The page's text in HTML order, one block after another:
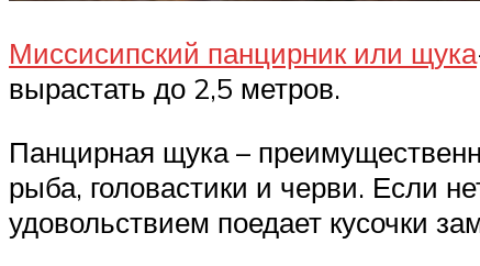
Миссисипский панцирник или щука
вырастать до 2,5 метров.
Панцирная щука –
рыба, головастики и черви. Если
удовольствием поедает кусочки